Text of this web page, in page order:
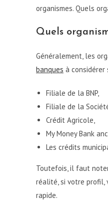
organismes. Quels
Quels
Généralement, les
banques à
Filiale de la BNP,
Filiale de la
Crédit Agricole,
My Money Bank
Les crédits
Toutefois, il faut
réalité, si votre profil,
rapide.